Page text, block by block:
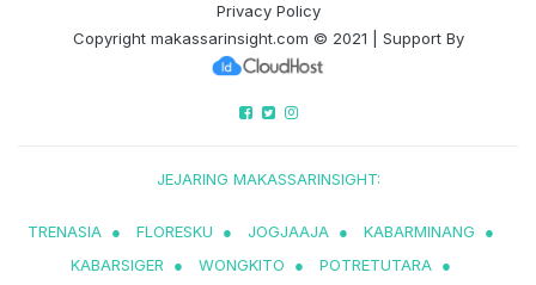
Privacy Policy
Copyright makassarinsight.com © 2021 | Support By
JEJARING MAKASSARINSIGHT:
TRENASIA ● FLORESKU ● JOGJAAJA ● KABARMINANG
●
KABARSIGER ● WONGKITO ● POTRETUTARA ●